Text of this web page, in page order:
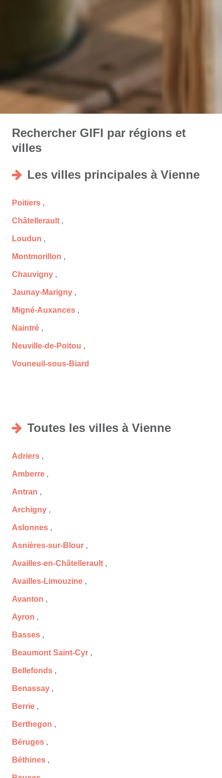
Rechercher GIFI par régions et
villes
Les villes principales à Vienne
Poitiers ,
Châtellerault ,
Loudun ,
Montmorillon ,
Chauvigny ,
Jaunay-Marigny ,
Migné-Auxances ,
Naintré ,
Neuville-de-Poitou ,
Vouneuil-sous-Biard
Toutes les villes à Vienne
Adriers ,
Amberre ,
Antran ,
Archigny ,
Aslonnes ,
Asnières-sur-Blour ,
Availles-en-Châtellerault ,
Availles-Limouzine ,
Avanton ,
Ayron ,
Basses ,
Beaumont Saint-Cyr ,
Bellefonds ,
Benassay ,
Berrie ,
Berthegon ,
Béruges ,
Béthines ,